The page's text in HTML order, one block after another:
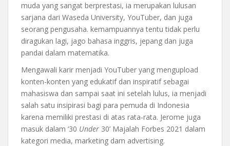
muda yang sangat berprestasi, ia merupakan lulusan
sarjana dari Waseda University, YouTuber, dan juga
seorang pengusaha. kemampuannya tentu tidak perlu
diragukan lagi, jago bahasa inggris, jepang dan juga
pandai dalam matematika.
Mengawali karir menjadi YouTuber yang mengupload
konten-konten yang edukatif dan inspiratif sebagai
mahasiswa dan sampai saat ini setelah lulus, ia menjadi
salah satu insipirasi bagi para pemuda di Indonesia
karena memiliki prestasi di atas rata-rata. Jerome juga
masuk dalam ‘30 Under 30’ Majalah Forbes 2021 dalam
kategori media, marketing dam advertising.